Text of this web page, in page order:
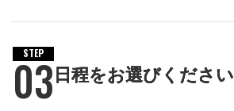
STEP
03日程をお選びください